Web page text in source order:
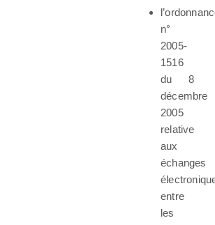
n°
2005-
1516
du 8
décembre
2005
relative
aux
échanges
entre
les